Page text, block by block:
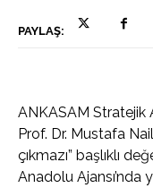
PAYLAŞ:
ANKASAM Stratejik
Prof. Dr. Mustafa
çıkmazı” başlıklı
Anadolu Ajansı’nda